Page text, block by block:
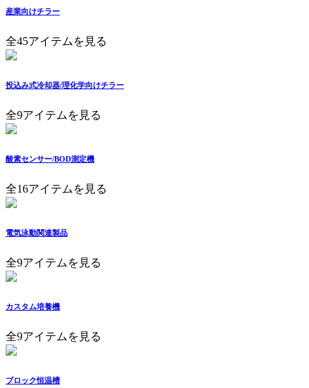
産業向けチラー
全45アイテムを見る
投込み式冷却器/理化学向けチラー
全9アイテムを見る
酸素センサー/BOD測定機
全16アイテムを見る
電気泳動関連製品
全9アイテムを見る
カスタム培養機
全9アイテムを見る
ブロック恒温槽